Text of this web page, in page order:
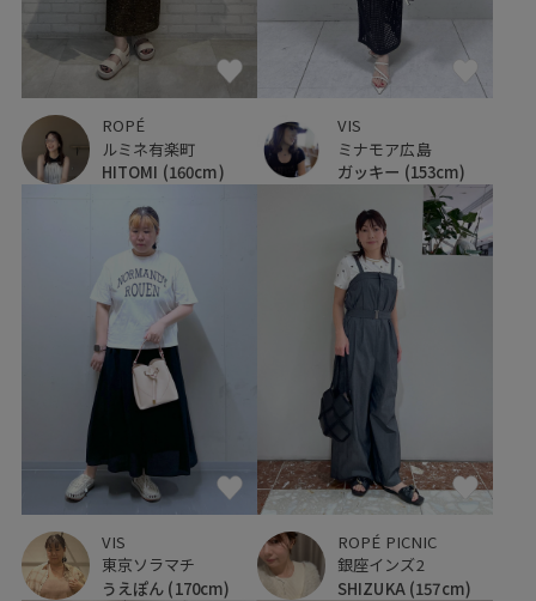
ROPÉ
ルミネ有楽町
HITOMI (160cm)
VIS
ミナモア広島
ガッキー (153cm)
VIS
東京ソラマチ
うえぽん (170cm)
ROPÉ PICNIC
銀座インズ2
SHIZUKA (157cm)